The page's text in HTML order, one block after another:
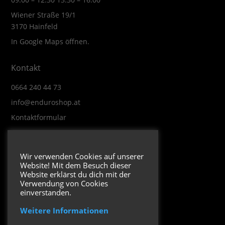
Wiener Straße 19/1
3170 Hainfeld
In Google Maps öffnen.
Kontakt
0664 240 44 73
info@enduroshop.at
Kontaktformular
Impressum
Datenschutzerklärung
Folge uns
Wir verwenden Cookies auf unserer
Website! Mit dem Besuch dieser
Website erklärst du dich mit der
Verwendung von Cookies
einverstanden.
Weitere Informationen